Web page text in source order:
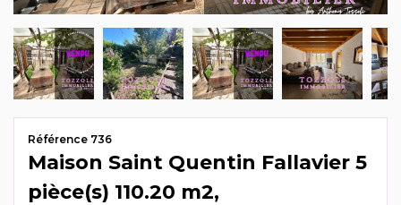
Mag & actus
Contactez-nous
Référence 736
Maison Saint Quentin Fallavier 5
pièce(s) 110.20 m2,